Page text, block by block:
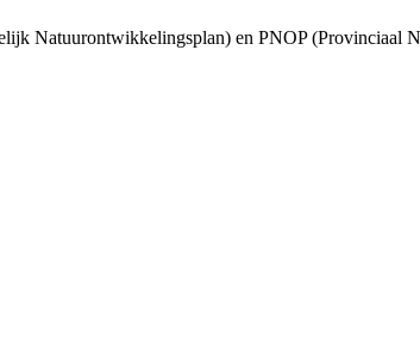
Natuurontwikkelingsplan) en PNOP (Provinciaal